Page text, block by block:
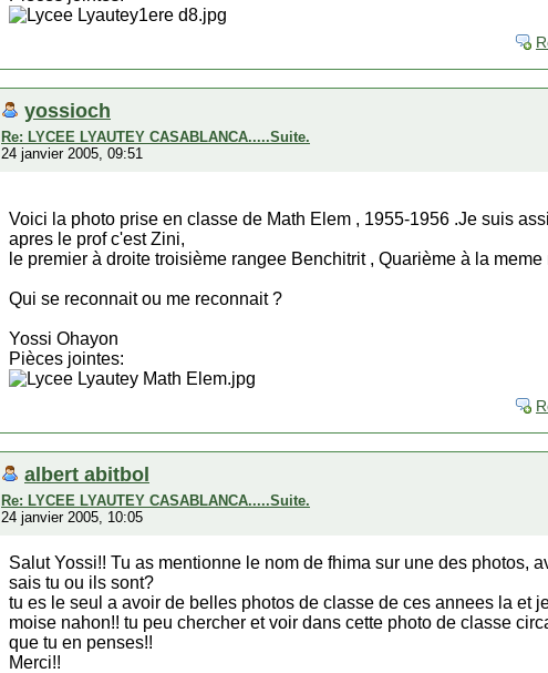
yossioch
Re: LYCEE LYAUTEY CASABLANCA.....Suite.
24 janvier 2005, 09:51
Voici la photo prise en classe de Math Elem , 1955-1956 .Je suis
apres le prof c'est Zini,
le premier à droite troisième rangee Benchitrit , Quarième à la
Qui se reconnait ou me reconnait ?
Yossi Ohayon
Pièces jointes:
albert abitbol
Re: LYCEE LYAUTEY CASABLANCA.....Suite.
24 janvier 2005, 10:05
Salut Yossi!! Tu as mentionne le nom de fhima sur une des photos,
sais tu ou ils sont?
tu es le seul a avoir de belles photos de classe de ces annees la et
moise nahon!! tu peu chercher et voir dans cette photo de classe
que tu en penses!!
Merci!!